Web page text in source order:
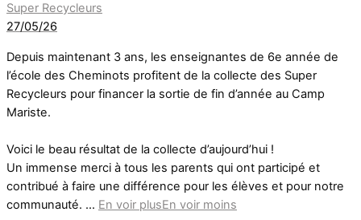
Super Recycleurs
27/05/26
Depuis maintenant 3 ans, les enseignantes de 6e année de
l’école des Cheminots profitent de la collecte des Super
Recycleurs pour financer la sortie de fin d’année au Camp
Mariste.
Voici le beau résultat de la collecte d’aujourd’hui !
Un immense merci à tous les parents qui ont participé et
contribué à faire une différence pour les élèves et pour notre
communauté. ... En voir plusEn voir moins